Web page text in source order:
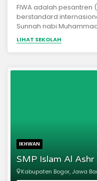
FIWA adalah pesantren
berstandard
Sunnah nabi
sesuai pemahaman
dan hijau berdiri di
Kecamatan Ciseeng -
LIHAT SEKOLAH
IKHWAN
SMP Islam Al Ashr
Kabupaten Bogor, Jawa